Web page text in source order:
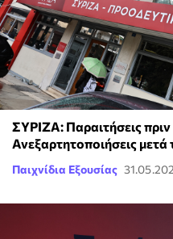
ΣΥΡΙΖΑ: Παραιτήσεις
Ανεξαρτητοποιήσεις μετά
Παιχνίδια Εξουσίας